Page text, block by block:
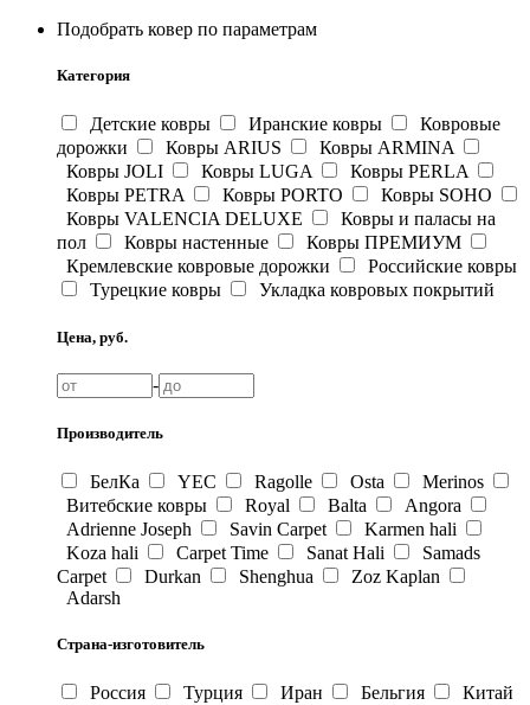
Подобрать ковер по параметрам
Категория
Детские ковры Иранские ковры
Ковровые
дорожки
Ковры ARIUS
Ковры ARMINA
Ковры JOLI
Ковры LUGA
Ковры PERLA
Ковры PETRA
Ковры PORTO
Ковры SOHO
Ковры VALENCIA DELUXE
Ковры и паласы на
пол
Ковры настенные
Ковры ПРЕМИУМ
Кремлевские ковровые дорожки
Российские ковры
Турецкие ковры
Укладка ковровых покрытий
Цена, руб.
-
Производитель
БелКа YEC Ragolle Osta
Merinos
Витебские ковры
Royal Balta
Angora
Adrienne Joseph
Savin Carpet
Karmen hali
Koza hali
Carpet Time Sanat Hali
Samads
Carpet
Durkan Shenghua
Zoz Kaplan
Adarsh
Страна-изготовитель
Россия Турция Иран Бельгия
Китай